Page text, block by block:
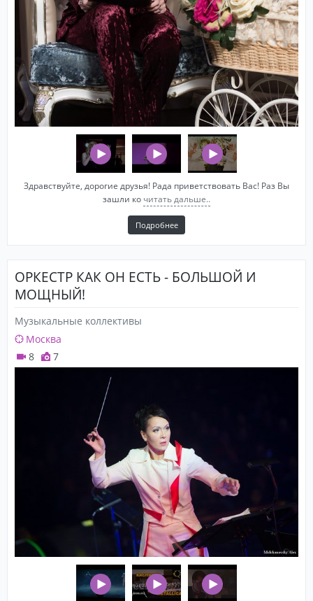
Здравствуйте, дорогие друзья! Рада приветствовать Вас! Раз Вы
зашли ко читать дальше..
Подробнее
ОРКЕСТР КАК ОН ЕСТЬ - БОЛЬШОЙ И
МОЩНЫЙ!
Музыкальные коллективы
Москва
8
7